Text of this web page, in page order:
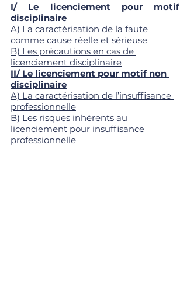
I/ Le licenciement pour motif
disciplinaire
A) La caractérisation de la faute
comme cause réelle et sérieuse
B) Les précautions en cas de
licenciement disciplinaire
II/ Le licenciement pour motif non
disciplinaire
A) La caractérisation de l’insuffisance
professionnelle
B) Les risques inhérents au
licenciement pour insuffisance
professionnelle